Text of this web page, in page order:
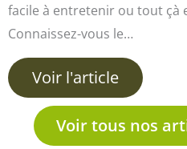
facile à entretenir ou tout çà
Connaissez-vous le…
Voir l'article
Voir tous nos